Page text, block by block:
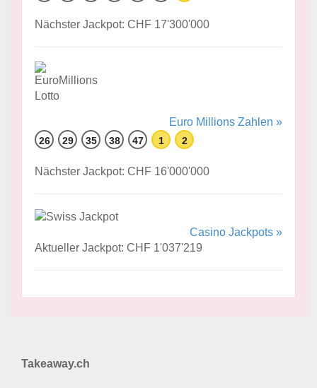
Nächster Jackpot: CHF 17'300'000
Euro Millions Zahlen »
26 29 35 38 47 1 2
Nächster Jackpot: CHF 16'000'000
Casino Jackpots »
Aktueller Jackpot: CHF 1'037'219
Takeaway.ch